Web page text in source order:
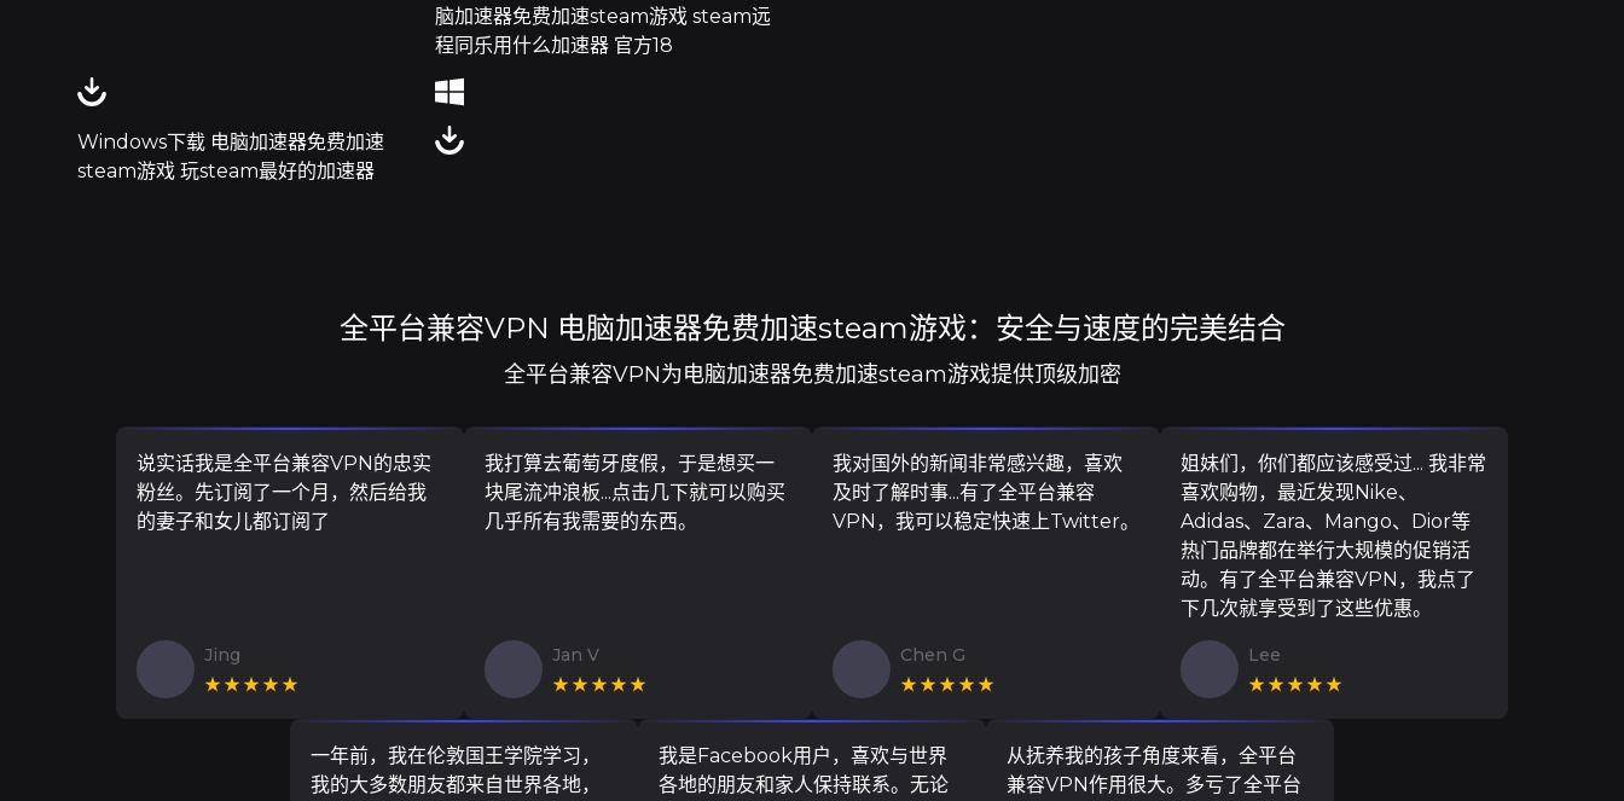
脑加速器免费加速steam游戏 steam远
程同乐用什么加速器 官方18
Windows下载 电脑加速器免费加速
steam游戏 玩steam最好的加速器
全平台兼容VPN 电脑加速器免费加速steam游戏：安全与速度的完美结合
全平台兼容VPN为电脑加速器免费加速steam游戏提供顶级加密
说实话我是全平台兼容VPN的忠实
粉丝。先订阅了一个月，然后给我
的妻子和女儿都订阅了
Jing
★★★★★
我打算去葡萄牙度假，于是想买一
块尾流冲浪板...点击几下就可以购买
几乎所有我需要的东西。
Jan V
★★★★★
我对国外的新闻非常感兴趣，喜欢
及时了解时事...有了全平台兼容
VPN，我可以稳定快速上Twitter。
Chen G
★★★★★
姐妹们，你们都应该感受过... 我非常
喜欢购物，最近发现Nike、
Adidas、Zara、Mango、Dior等
热门品牌都在举行大规模的促销活
动。有了全平台兼容VPN，我点了
下几次就享受到了这些优惠。
Lee
★★★★★
一年前，我在伦敦国王学院学习，
我的大多数朋友都来自世界各地，
我是Facebook用户，喜欢与世界
各地的朋友和家人保持联系。无论
从抚养我的孩子角度来看，全平台
兼容VPN作用很大。多亏了全平台